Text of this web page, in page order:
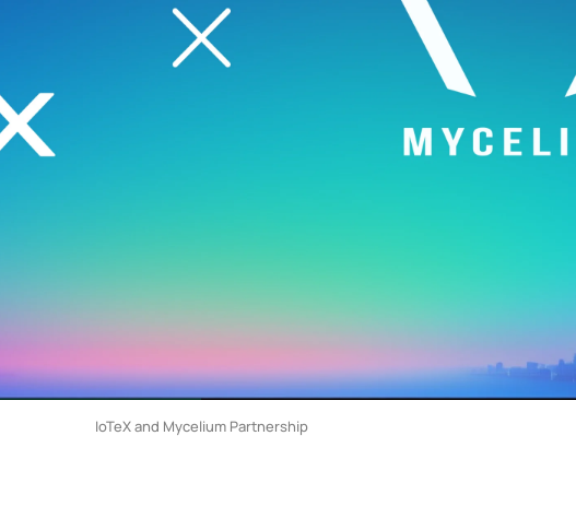
IoTeX and Mycelium Partnership